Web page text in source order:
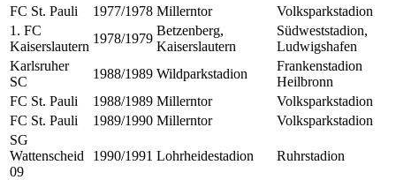
FC St. Pauli
1977/1978 Millerntor
Volksparkstadion
1. FC
Kaiserslautern
1978/1979
Betzenberg,
Kaiserslautern
Südweststadion,
Ludwigshafen
Karlsruher
SC
1988/1989 Wildparkstadion
Frankenstadion
Heilbronn
FC St. Pauli
1988/1989 Millerntor
Volksparkstadion
FC St. Pauli
1989/1990 Millerntor
Volksparkstadion
SG
Wattenscheid
09
1990/1991 Lohrheidestadion Ruhrstadion